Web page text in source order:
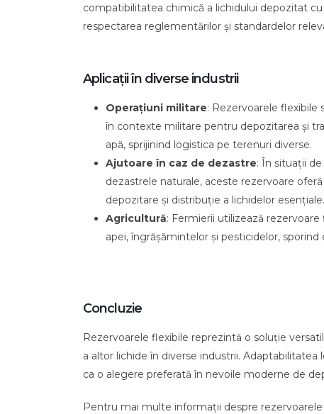
compatibilitatea chimică a lichidului depozitat
respectarea reglementărilor și standardelor
Aplicații în diverse industrii
Operațiuni militare: Rezervoarele flexibile
în contexte militare pentru depozitarea și
apă, sprijinind logistica pe terenuri diverse.
Ajutoare în caz de dezastre: În situații
dezastrele naturale, aceste rezervoare
depozitare și distribuție a lichidelor esențiale.
Agricultură: Fermierii utilizează
apei, îngrășămintelor și pesticidelor,
Concluzie
Rezervoarele flexibile reprezintă o soluție
a altor lichide în diverse industrii.
ca o alegere preferată în nevoile moderne de
Pentru mai multe informații despre